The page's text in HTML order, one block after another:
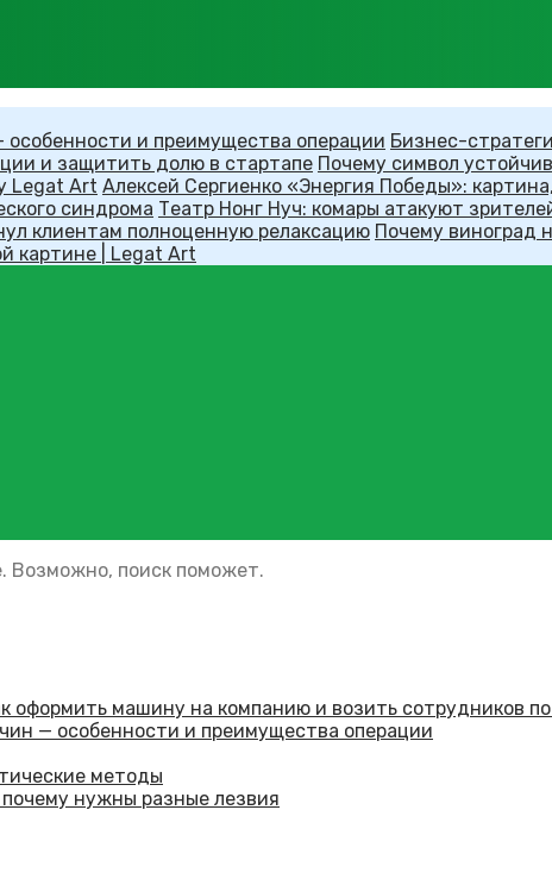
и преимущества операции Бизнес-
и защитить долю в стартапе Почему символ
Legat Art Алексей Сергиенко «Энергия Победы»:
синдрома Театр Нонг Нуч: комары атакуют
клиентам полноценную релаксацию Почему виноград
картине | Legat Art
Возможно, поиск поможет.
оформить машину на компанию и возить сотрудников
— особенности и преимущества операции
методы
нужны разные лезвия